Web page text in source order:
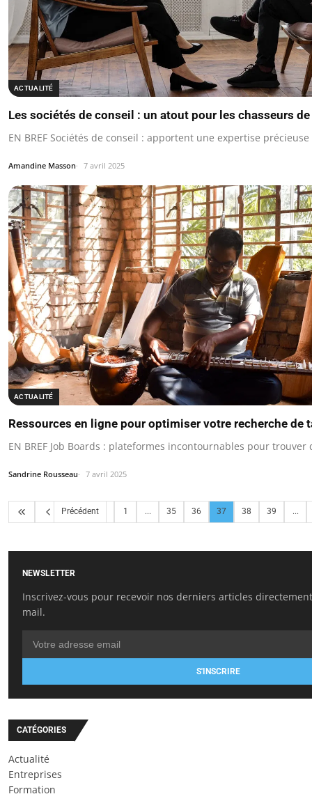
ACTUALITÉ
Les sociétés de conseil : un atout pour les chasseurs
EN BREF Sociétés de conseil : apportent une expertise
Amandine Masson 7 avril 2025
ACTUALITÉ
Ressources en ligne pour optimiser votre recherche de
EN BREF Job Boards : plateformes incontournables pour
Sandrine Rousseau 7 avril 2025
Précédent 1 ... 35 36 37 38 39 ...
NEWSLETTER
Inscrivez-vous pour recevoir nos derniers articles
mail.
S'INSCRIRE
CATÉGORIES
Actualité
Entreprises
Formation